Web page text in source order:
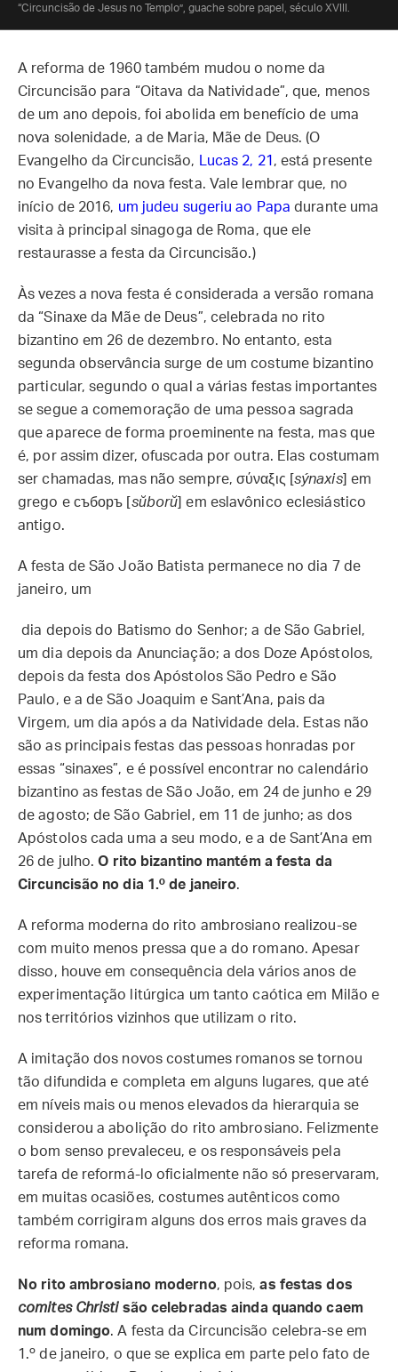
“Circuncisão de Jesus no Templo”, guache sobre papel, século XVIII.
A reforma de 1960 também mudou o nome da
Circuncisão para “Oitava da Natividade”, que, menos
de um ano depois, foi abolida em benefício de uma
nova solenidade, a de Maria, Mãe de Deus. (O
Evangelho da Circuncisão,
Lucas 2, 21 , está presente
no Evangelho da nova festa. Vale lembrar que, no
início de 2016, um judeu sugeriu ao Papa durante uma
visita à principal sinagoga de Roma, que ele
restaurasse a festa da Circuncisão.)
Às vezes a nova festa é considerada a versão romana
da “Sinaxe da Mãe de Deus”, celebrada no rito
bizantino em 26 de dezembro. No entanto, esta
segunda observância surge de um costume bizantino
particular, segundo o qual a várias festas importantes
se segue a comemoração de uma pessoa sagrada
que aparece de forma proeminente na festa, mas que
é, por assim dizer, ofuscada por outra. Elas costumam
ser chamadas, mas não sempre, σύναξις [sýnaxis] em
grego e съборъ [sŭborŭ] em eslavônico eclesiástico
antigo.
A festa de São João Batista permanece no dia 7 de
janeiro, um
dia depois do Batismo do Senhor; a de São Gabriel,
um dia depois da Anunciação; a dos Doze Apóstolos,
depois da festa dos Apóstolos São Pedro e São
Paulo, e a de São Joaquim e Sant’Ana, pais da
Virgem, um dia após a da Natividade dela. Estas não
são as principais festas das pessoas honradas por
essas “sinaxes”, e é possível encontrar no calendário
bizantino as festas de São João, em 24 de junho e 29
de agosto; de São Gabriel, em 11 de junho; as dos
Apóstolos cada uma a seu modo, e a de Sant’Ana em
26 de julho.O rito bizantino mantém a festa da
Circuncisão no dia 1.º de janeiro.
A reforma moderna do rito ambrosiano realizou-se
com muito menos pressa que a do romano. Apesar
disso, houve em consequência dela vários anos de
experimentação litúrgica um tanto caótica em Milão e
nos territórios vizinhos que utilizam o rito.
A imitação dos novos costumes romanos se tornou
tão difundida e completa em alguns lugares, que até
em níveis mais ou menos elevados da hierarquia se
considerou a abolição do rito ambrosiano. Felizmente
o bom senso prevaleceu, e os responsáveis pela
tarefa de reformá-lo oficialmente não só preservaram,
em muitas ocasiões, costumes autênticos como
também corrigiram alguns dos erros mais graves da
reforma romana.
No rito ambrosiano moderno, pois,as festas dos
comites Christisão celebradas ainda quando caem
num domingo. A festa da Circuncisão celebra-se em
1.º de janeiro, o que se explica em parte pelo fato de